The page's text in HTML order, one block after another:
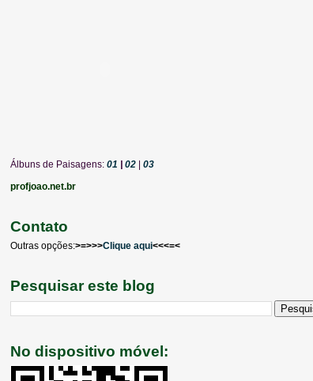
Álbuns de Paisagens: 01 02
03
profjoao.net.br
Contato
Outras opções:>=>>>Clique aqui<<<=<
Pesquisar este blog
No dispositivo móvel: